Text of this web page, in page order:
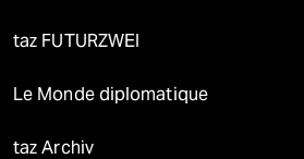
taz FUTURZWEI
Le Monde diplomatique
taz Archiv